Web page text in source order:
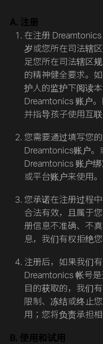
A. 注册
在注册
岁或您所在司法辖
足您所在司法辖区
的精神健全要求。
护人的监护下阅读
Dreamtonics 账户
并指导孩子使用互
您需要通过填写您
Dreamtonics账户。
Dreamtonics 账户
或平台账户来使用。
您承诺在注册过程
合法有效，且属于
册信息不准确、不
息，我们有权拒绝您
注册后，如果我们
Dreamtonics 帐号
目的获取的，我们
限制、冻结或终止
用；您将负责承担
B. 使用和试用